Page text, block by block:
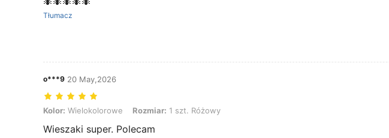
Tłumacz
o***9 20 May,2026
Kolor: Wielokolorowe, Rozmiar: 1 szt. Różowy
Kolor: Wielokolorowe Rozmiar: 1 szt. Różowy
Wieszaki super. Polecam